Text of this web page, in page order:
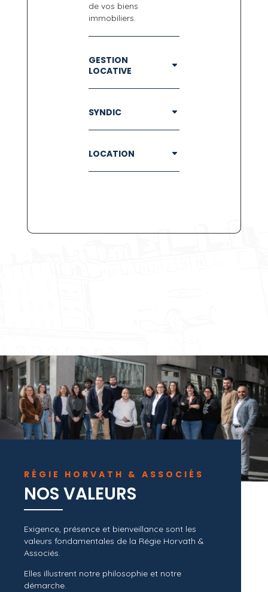
de vos biens
immobiliers.
GESTION
LOCATIVE
SYNDIC
LOCATION
RÉGIE HORVATH & ASSOCIÉS
NOS VALEURS
Exigence, présence et bienveillance sont les
valeurs fondamentales de la Régie Horvath &
Associés.
Elles illustrent notre philosophie et notre
démarche.